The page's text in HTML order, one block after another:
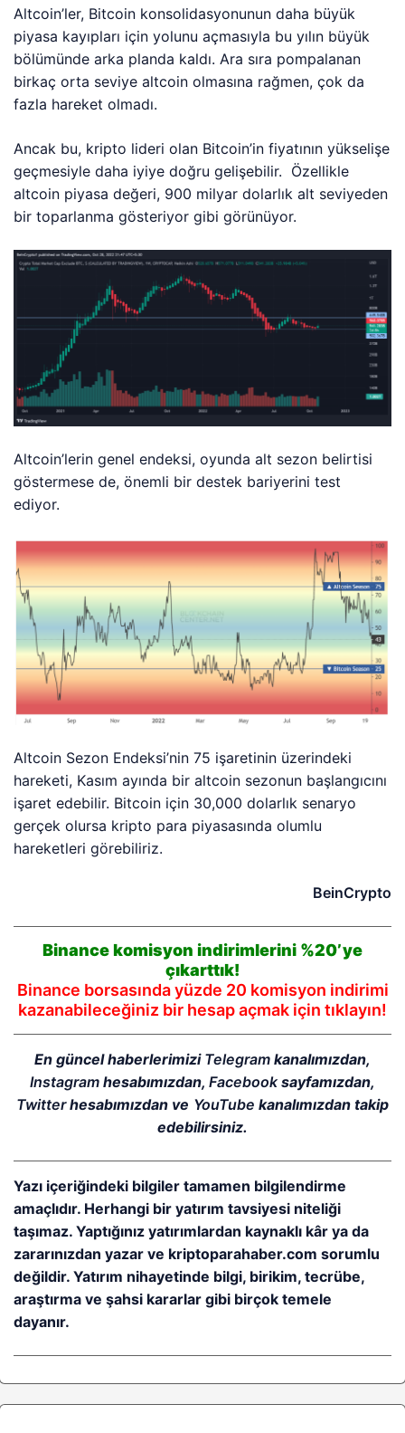
Altcoin’ler, Bitcoin konsolidasyonunun daha büyük
piyasa kayıpları için yolunu açmasıyla bu yılın büyük
bölümünde arka planda kaldı. Ara sıra pompalanan
birkaç orta seviye altcoin olmasına rağmen, çok da
fazla hareket olmadı.
Ancak bu, kripto lideri olan Bitcoin’in fiyatının yükselişe
geçmesiyle daha iyiye doğru gelişebilir. Özellikle
altcoin piyasa değeri, 900 milyar dolarlık alt seviyeden
bir toparlanma gösteriyor gibi görünüyor.
Altcoin’lerin genel endeksi, oyunda alt sezon belirtisi
göstermese de, önemli bir destek bariyerini test
ediyor.
Altcoin Sezon Endeksi’nin 75 işaretinin üzerindeki
hareketi, Kasım ayında bir altcoin sezonun başlangıcını
işaret edebilir. Bitcoin için 30,000 dolarlık senaryo
gerçek olursa kripto para piyasasında olumlu
hareketleri görebiliriz.
BeinCrypto
Binance komisyon indirimlerini %20’ye
çıkarttık!
Binance borsasında yüzde 20 komisyon indirimi
kazanabileceğiniz bir hesap açmak için tıklayın!
En güncel haberlerimizi Telegram kanalımızdan,
Instagramhesabımızdan, Facebooksayfamızdan,
Twitterhesabımızdan ve YouTube kanalımızdan takip
edebilirsiniz.
Yazı içeriğindeki bilgiler tamamen bilgilendirme
amaçlıdır. Herhangi bir yatırım tavsiyesi niteliği
taşımaz. Yaptığınız yatırımlardan kaynaklı kâr ya da
zararınızdan yazar ve kriptoparahaber.com sorumlu
değildir. Yatırım nihayetinde bilgi, birikim, tecrübe,
araştırma ve şahsi kararlar gibi birçok temele
dayanır.